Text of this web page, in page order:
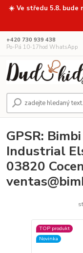
☀️ Ve středu 5.8. bude
+420 730 939 438
Po-Pá 10-17hod WhatsApp
GPSR:
Industrial
03820
TOP produkt
Novinka